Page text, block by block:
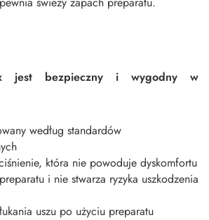
jest bezpieczny i wygodny w
według standardów
która nie powoduje dyskomfortu
i nie stwarza ryzyka uszkodzenia
uszu po użyciu preparatu